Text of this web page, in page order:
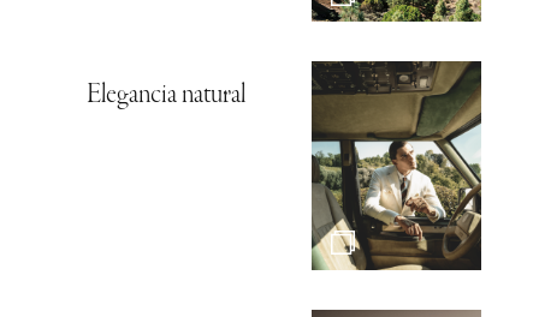
Elegancia natural